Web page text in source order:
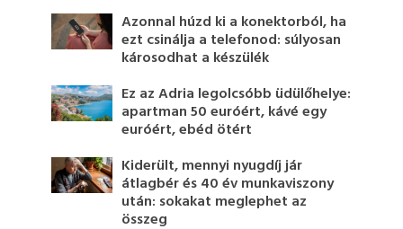
Azonnal húzd ki a konektorból, ha
ezt csinálja a telefonod: súlyosan
károsodhat a készülék
Ez az Adria legolcsóbb üdülőhelye:
apartman 50 euróért, kávé egy
euróért, ebéd ötért
Kiderült, mennyi nyugdíj jár
átlagbér és 40 év munkaviszony
után: sokakat meglephet az
összeg